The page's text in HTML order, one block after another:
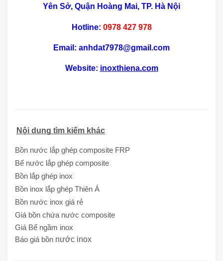
Yên Sở, Quận Hoàng Mai, TP. Hà Nội
Hotline: 0978 427 978
Email: anhdat7978@gmail.com
Website: inoxthiena.com
Nội dung tìm kiếm khác
Bồn nước lắp ghép composite FRP
Bể nước lắp ghép composite
Bồn lắp ghép inox
Bồn inox lắp ghép Thiên Á
Bồn nước inox giá rẻ
Giá bồn chứa nước composite
Giá Bể ngầm inox
Báo giá bồn nước inox